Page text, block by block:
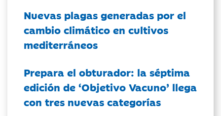
Nuevas plagas generadas por el
cambio climático en cultivos
mediterráneos
Prepara el obturador: la séptima
edición de ‘Objetivo Vacuno’ llega
con tres nuevas categorías